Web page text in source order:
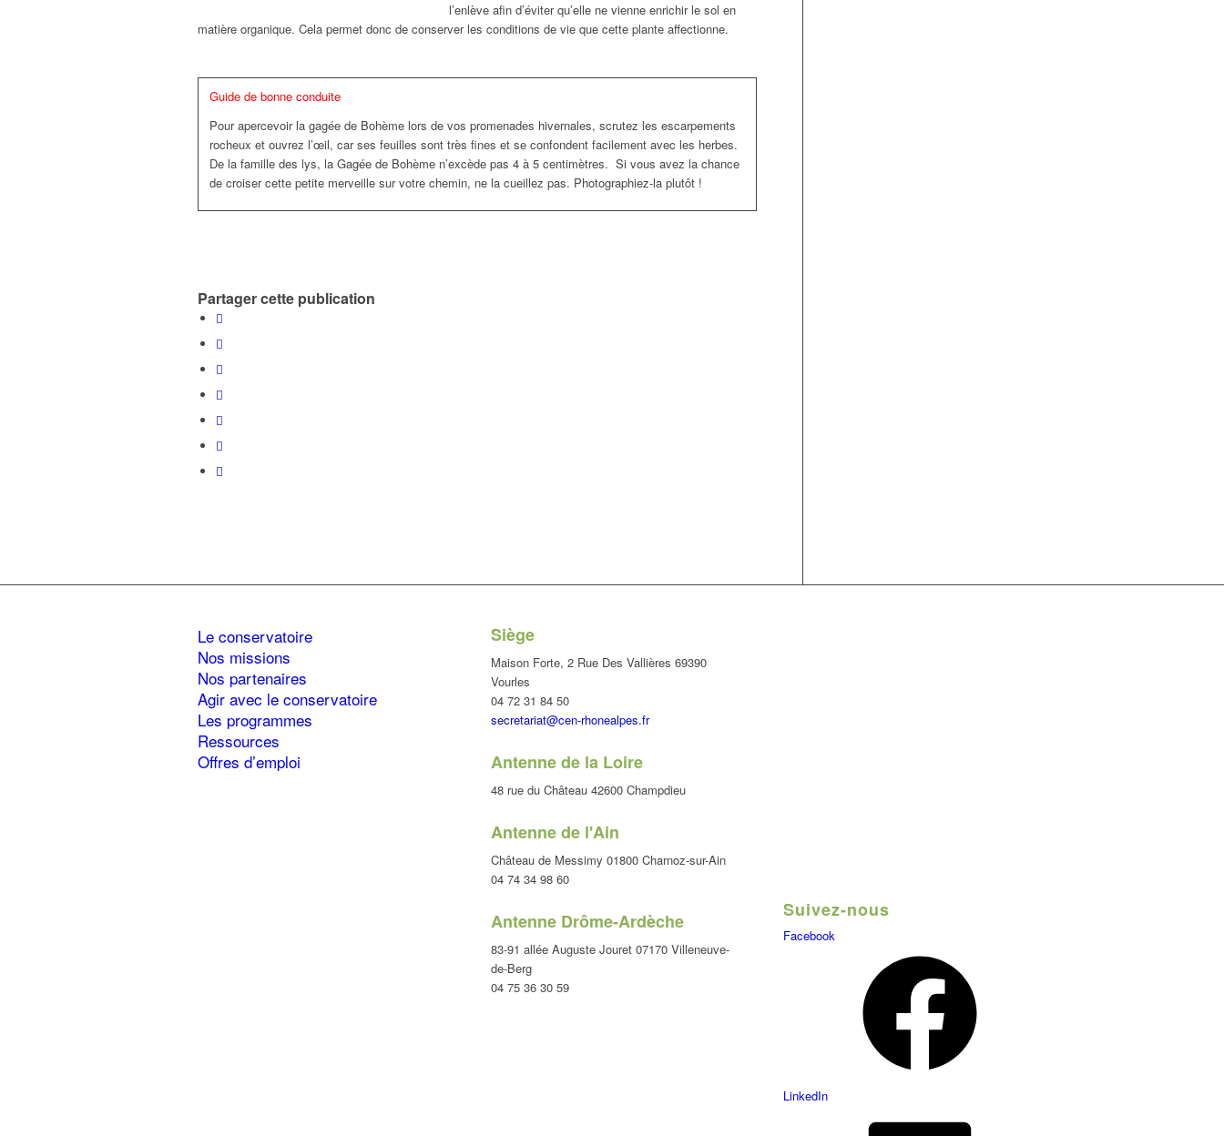
l’enlève afin d’éviter qu’elle ne vienne enrichir le sol en
matière organique. Cela permet donc de conserver les conditions de vie que cette plante affectionne.
Guide de bonne conduite
Pour apercevoir la gagée de Bohème lors de vos promenades hivernales, scrutez les escarpements
rocheux et ouvrez l’œil, car ses feuilles sont très fines et se confondent facilement avec les herbes.
De la famille des lys, la Gagée de Bohème n’excède pas 4 à 5 centimètres. Si vous avez la chance
de croiser cette petite merveille sur votre chemin, ne la cueillez pas. Photographiez-la plutôt !
Partager cette publication
Le conservatoire
Nos missions
Nos partenaires
Agir avec le conservatoire
Les programmes
Ressources
Offres d’emploi
Siège
Maison Forte, 2 Rue Des Vallières 69390
Vourles
04 72 31 84 50
secretariat@cen-rhonealpes.fr
Antenne de la Loire
48 rue du Château 42600 Champdieu
Antenne de l'Ain
Château de Messimy 01800 Charnoz-sur-Ain
04 74 34 98 60
Antenne Drôme-Ardèche
83-91 allée Auguste Jouret 07170 Villeneuve-
de-Berg
04 75 36 30 59
Suivez-nous
Facebook
LinkedIn